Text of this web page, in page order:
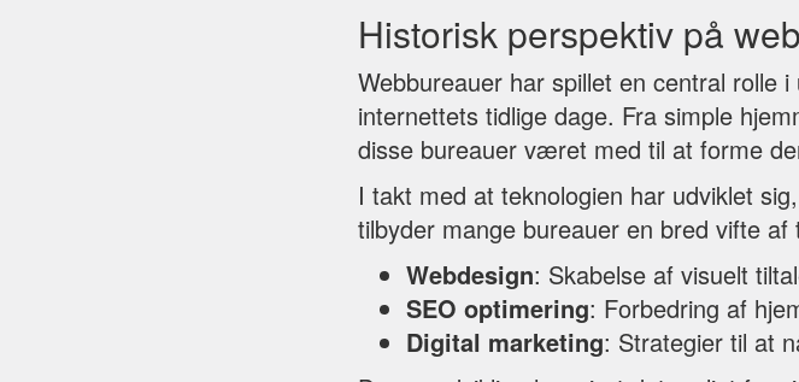
Historisk perspektiv på
Webbureauer har spillet en central rolle
internettets tidlige dage. Fra simple
disse bureauer været med til at forme
I takt med at teknologien har udviklet
tilbyder mange bureauer en bred vifte af
Webdesign: Skabelse af visuelt
SEO optimering: Forbedring af
Digital marketing: Strategier til at